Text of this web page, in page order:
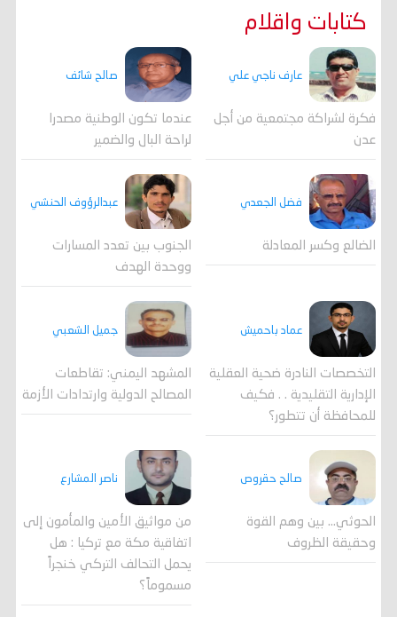
كتابات واقلام
عارف ناجي علي
فكرة لشراكة مجتمعية من أجل
عدن
صالح شائف
عندما تكون الوطنية مصدرا
لراحة البال والضمير
فضل الجعدي
الضالع وكسر المعادلة
عبدالرؤوف الحنشي
الجنوب بين تعدد المسارات
ووحدة الهدف
عماد باحميش
التخصصات النادرة ضحية العقلية
الإدارية التقليدية . . فكيف
للمحافظة أن تتطور؟
جميل الشعبي
المشهد اليمني: تقاطعات
المصالح الدولية وارتدادات الأزمة
صالح حقروص
الحوثي... بين وهم القوة
وحقيقة الظروف
ناصر المشارع
من مواثيق الأمين والمأمون إلى
اتفاقية مكة مع تركيا : هل
يحمل التحالف التركي خنجراً
مسموماً؟